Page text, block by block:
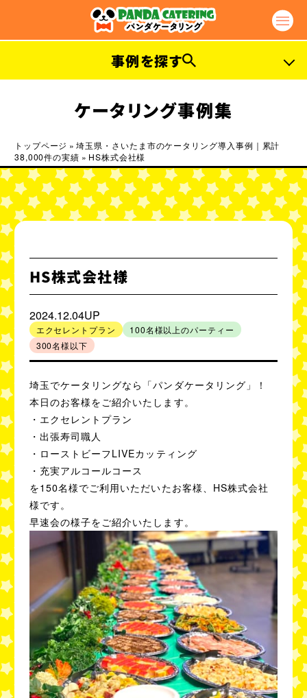
ケータリング事例集
トップページ »埼玉県・さいたま市のケータリング導入事例｜累計
38,000件の実績 » HS株式会社様
事例を探す
カジュアルプラン
ガッツリプラン ラグジュアリープラン
プラチナプラン セレブリティープラン
ハラルプラン
人数別事例
50名様以下
100名様以下 300名様以下
500名様以下
利用シーン別事例
セミナー・講演会
イベント
100名様以上の
パーティー
社内懇親会・
記念式典
2次会
学校での謝恩会・
交流会
展示会・
商品発表会
HS株式会社様
2024.12.04UP
エクセレントプラン
100名様以上のパーティー
300名様以下
埼玉でケータリングなら「パンダケータリング」！
本日のお客様をご紹介いたします。
・エクセレントプラン
・出張寿司職人
・ローストビーフLIVEカッティング
・充実アルコールコース
を150名様でご利用いただいたお客様、HS株式会社
様です。
早速会の様子をご紹介いたします。